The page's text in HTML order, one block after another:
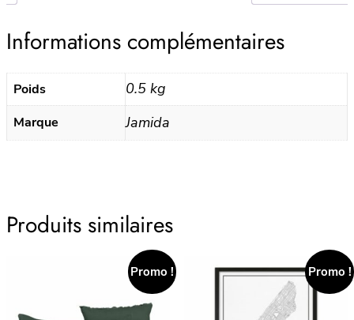
WHITE
Informations complémentaires
Poids 0.5 kg
Marque Jamida
Produits similaires
Promo ! Promo !